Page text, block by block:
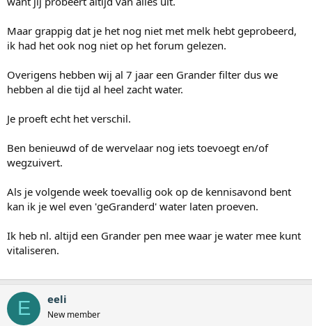
Maar grappig dat je het nog niet met melk hebt geprobeerd,
ik had het ook nog niet op het forum gelezen.
Overigens hebben wij al 7 jaar een Grander filter dus we
hebben al die tijd al heel zacht water.
Je proeft echt het verschil.
Ben benieuwd of de wervelaar nog iets toevoegt en/of
wegzuivert.
Als je volgende week toevallig ook op de kennisavond bent
kan ik je wel even 'geGranderd' water laten proeven.
Ik heb nl. altijd een Grander pen mee waar je water mee kunt
vitaliseren.
E eeli
New member